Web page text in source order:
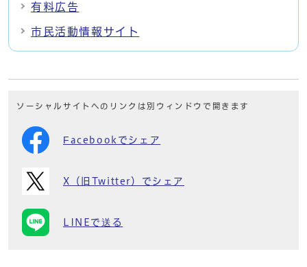
有料広告
市民活動情報サイト
ソーシャルサイトへのリンクは別ウィンドウで開きます
Facebookでシェア
X（旧Twitter）でシェア
LINEで送る